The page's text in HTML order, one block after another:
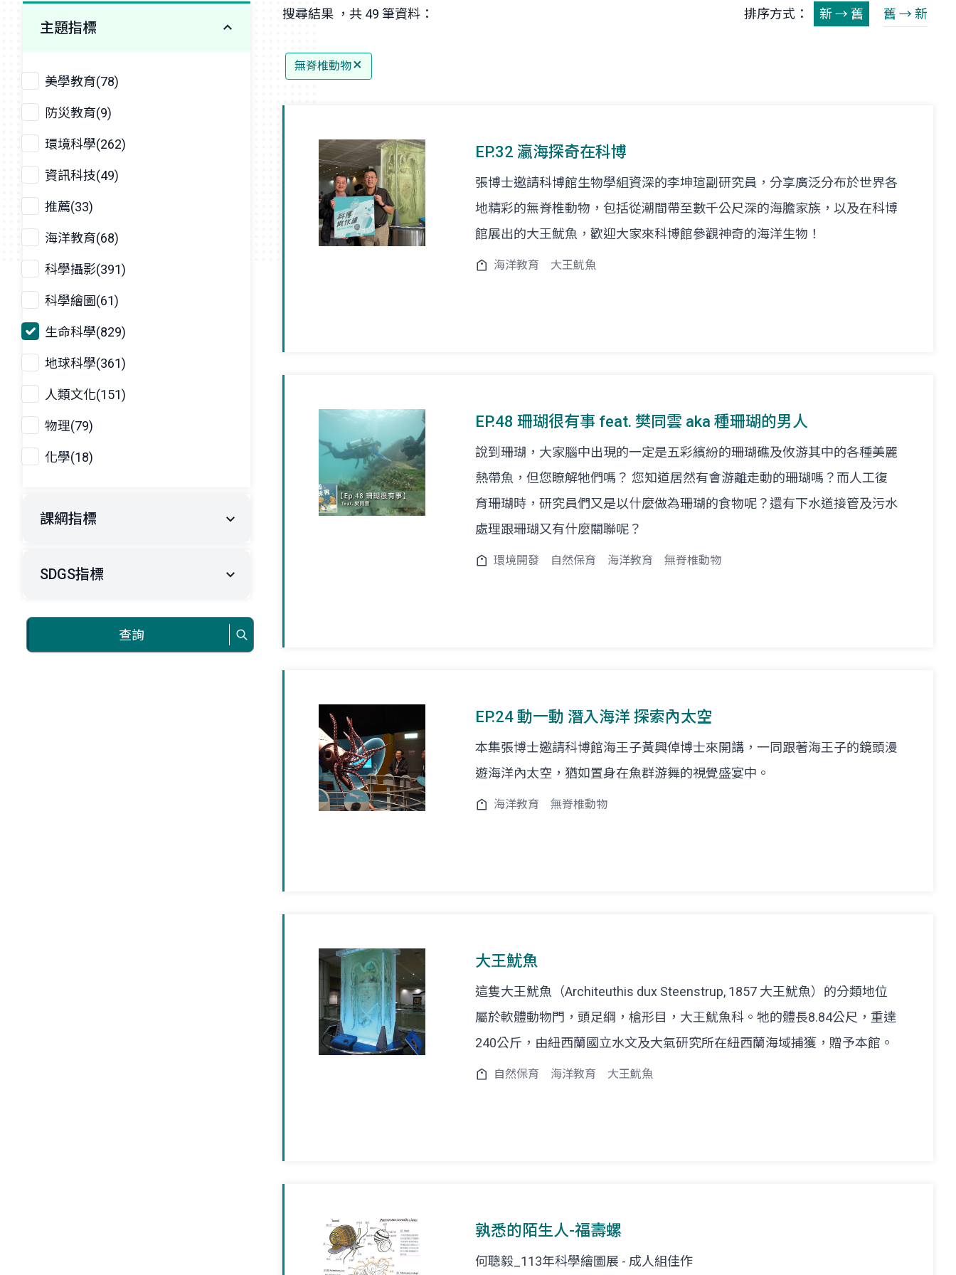
主題指標
美學教育(78)
防災教育(9)
環境科學(262)
資訊科技(49)
推薦(33)
海洋教育(68)
科學攝影(391)
科學繪圖(61)
生命科學(829)
地球科學(361)
人類文化(151)
物理(79)
化學(18)
課綱指標
SDGS指標
查詢
搜尋結果 ，共 49 筆資料： 排序方式： 新 → 舊 舊 → 新
無脊椎動物
EP.32 瀛海探奇在科博
張博士邀請科博館生物學組資深的李坤瑄副研究員，分享廣泛分布於世界各
地精彩的無脊椎動物，包括從潮間帶至數千公尺深的海膽家族，以及在科博
館展出的大王魷魚，歡迎大家來科博館參觀神奇的海洋生物！
海洋教育 大王魷魚
EP.48 珊瑚很有事 feat. 樊同雲 aka 種珊瑚的男人
說到珊瑚，大家腦中出現的一定是五彩繽紛的珊瑚礁及攸游其中的各種美麗
熱帶魚，但您瞭解牠們嗎？ 您知道居然有會游離走動的珊瑚嗎？而人工復
育珊瑚時，研究員們又是以什麼做為珊瑚的食物呢？還有下水道接管及污水
處理跟珊瑚又有什麼關聯呢？
環境開發 自然保育 海洋教育 無脊椎動物
EP.24 動一動 潛入海洋 探索內太空
本集張博士邀請科博館海王子黃興倬博士來開講，一同跟著海王子的鏡頭漫
遊海洋內太空，猶如置身在魚群游舞的視覺盛宴中。
海洋教育 無脊椎動物
大王魷魚
這隻大王魷魚（Architeuthis dux Steenstrup, 1857 大王魷魚）的分類地位
屬於軟體動物門，頭足綱，槍形目，大王魷魚科。牠的體長8.84公尺，重達
240公斤，由紐西蘭國立水文及大氣研究所在紐西蘭海域捕獲，贈予本館。
自然保育 海洋教育 大王魷魚
孰悉的陌生人-福壽螺
何聰毅_113年科學繪圖展 - 成人組佳作